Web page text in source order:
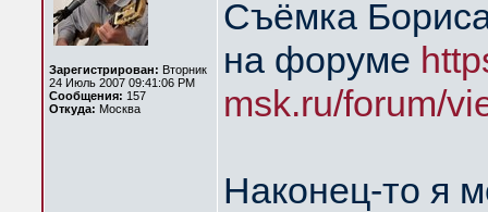
Зарегистрирован: Вторник
24 Июль 2007 09:41:06 PM
Сообщения: 157
Откуда: Москва
Съёмка
на форуме
msk.ru/forum/
Наконец-то я